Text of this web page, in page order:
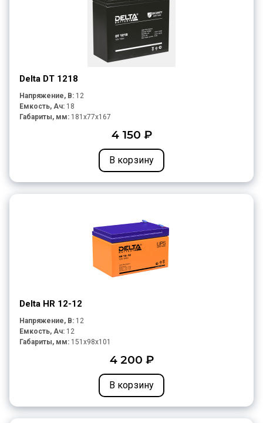
Delta DT 1218
Напряжение, В: 12
Емкость, Ач: 18
Габариты, мм: 181x77x167
4 150 ₽
В корзину
Delta HR 12-12
Напряжение, В: 12
Емкость, Ач: 12
Габариты, мм: 151x98x101
4 200 ₽
В корзину